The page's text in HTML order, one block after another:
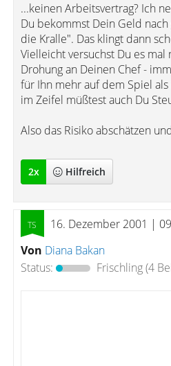
...keinen Arbeitsvertrag? Ich
Du bekommst Dein Geld
die Kralle". Das klingt dann
Vielleicht versuchst Du es
Drohung an Deinen Chef -
für Ihn mehr auf dem Spiel
im Zeifel müßtest auch Du
Also das Risiko abschätzen
2x Hilfreich
16. Dezember 2001 |
Von Diana Bakan
Status:
Frischling(4